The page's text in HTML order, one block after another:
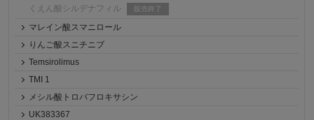
くえん酸シルデナフィル 販売終了
マレイン酸スマニロール
りんご酸スニチニブ
Temsirolimus
TMI 1
メシル酸トロバフロキサシン
UK383367